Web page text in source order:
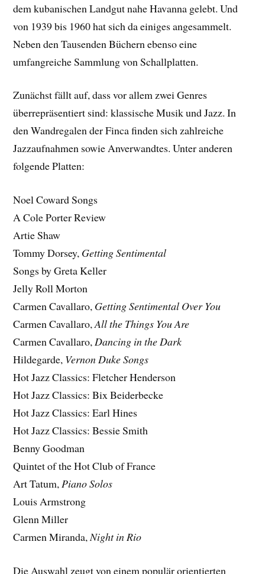
dem kubanischen Landgut nahe Havanna gelebt. Und
von 1939 bis 1960 hat sich da einiges angesammelt.
Neben den Tausenden Büchern ebenso eine
umfangreiche Sammlung von Schallplatten.
Zunächst fällt auf, dass vor allem zwei Genres
überrepräsentiert sind: klassische Musik und Jazz. In
den Wandregalen der Finca finden sich zahlreiche
Jazzaufnahmen sowie Anverwandtes. Unter anderen
folgende Platten:
Noel Coward Songs
A Cole Porter Review
Artie Shaw
Tommy Dorsey, Getting Sentimental
Songs by Greta Keller
Jelly Roll Morton
Carmen Cavallaro, Getting Sentimental Over You
Carmen Cavallaro,All the Things You Are
Carmen Cavallaro,Dancing in the Dark
Hildegarde, Vernon Duke Songs
Hot Jazz Classics: Fletcher Henderson
Hot Jazz Classics: Bix Beiderbecke
Hot Jazz Classics: Earl Hines
Hot Jazz Classics: Bessie Smith
Benny Goodman
Quintet of the Hot Club of France
Art Tatum,Piano Solos
Louis Armstrong
Glenn Miller
Carmen Miranda,Night in Rio
Die Auswahl zeugt von einem populär orientierten